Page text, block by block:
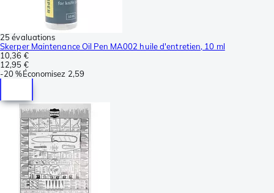
25 évaluations
Skerper Maintenance Oil Pen MA002 huile d'entretien, 10 ml
10,36 €
12,95 €
-20 %Économisez 2,59